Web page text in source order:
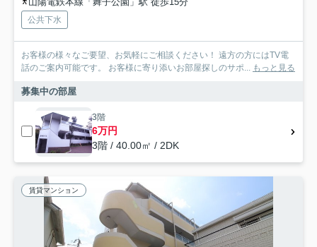
公共下水
お客様の様々なご要望、お気軽にご相談ください！ 遠方の方にはTV電
話のご案内可能です。 お客様に寄り添いお部屋探しのサポ...
もっと見る
募集中の部屋
3階
6万円
3階 / 40.00㎡ / 2DK
賃貸マンション